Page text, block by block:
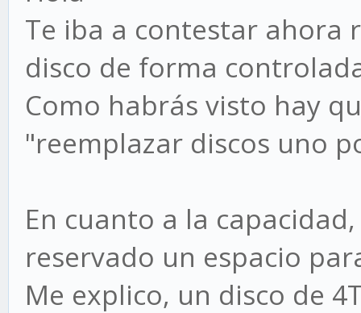
Te iba a contestar ahora
disco de forma
Como habrás visto hay
"reemplazar discos uno
En cuanto a la
reservado un espacio
Me explico, un disco de